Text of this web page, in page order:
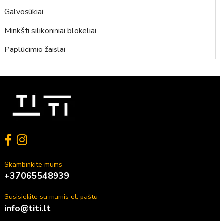
Galvosūkiai
Minkšti silikoniniai blokeliai
Paplūdimio žaislai
Skambinkite mums
+37065548939
Susisiekite su mumis el. paštu
info@titi.lt